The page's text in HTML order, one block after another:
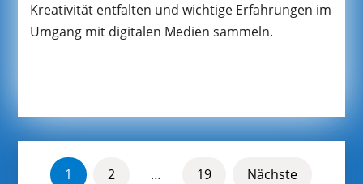
Kreativität entfalten und wichtige Erfahrungen im
Umgang mit digitalen Medien sammeln.
SEITENNUMMERIERUNG
1 2 … 19 Nächste